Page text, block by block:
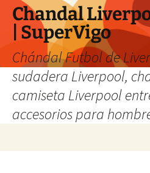
Chandal
| SuperVigo
Chándal Futbol de
sudadera Liverpool,
camiseta Liverpool
accesorios para